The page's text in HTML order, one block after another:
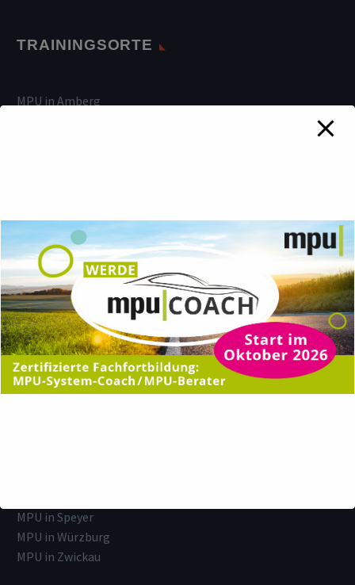
TRAININGSORTE
MPU in Amberg
MPU in Duisburg
MPU in Essen
MPU in Gelsenkirchen
MPU in Heidelberg
MPU in Koblenz
MPU in Lüneburg
MPU in Montabaur
MPU in Neumarkt
MPU in Nürnberg
MPU in Pegnitz
MPU in Speyer
MPU in Würzburg
MPU in Zwickau